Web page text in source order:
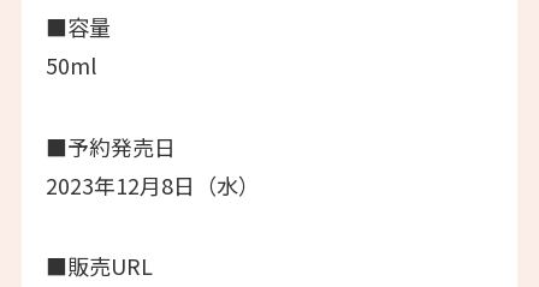
■容量
50ml
■予約発売日
2023年12月8日（水）
■販売URL